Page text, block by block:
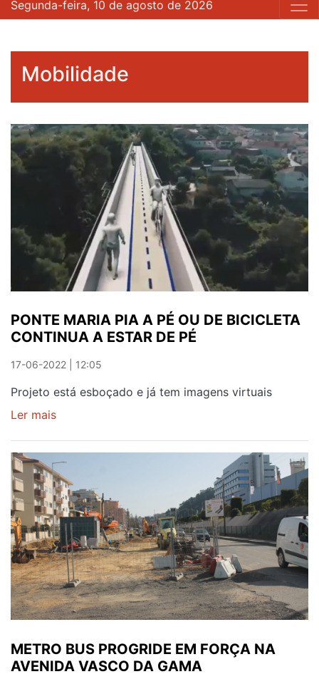
Segunda-feira, 10 de agosto de 2026
Mobilidade
PONTE MARIA PIA A PÉ OU DE BICICLETA
CONTINUA A ESTAR DE PÉ
17-06-2022 | 12:05
Projeto está esboçado e já tem imagens virtuais
Ler mais
MARIA
PIA
A
PÉ
OU
DE
BICICLETA
CONTINUA
A
ESTAR
DE
METRO BUS PROGRIDE EM FORÇA NA
AVENIDA VASCO DA GAMA